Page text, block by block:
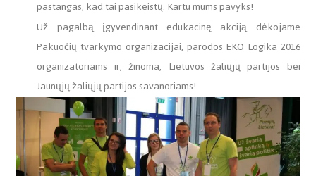
pastangas, kad tai pasikeistų. Kartu mums pavyks!
Už pagalbą įgyvendinant edukacinę akciją dėkojame
Pakuočių tvarkymo organizacijai, parodos EKO Logika 2016
organizatoriams ir, žinoma, Lietuvos žaliųjų partijos bei
Jaunųjų žaliųjų partijos savanoriams!